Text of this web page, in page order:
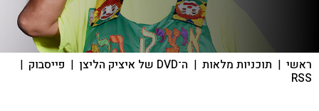
ראשי | תוכניות מלאות | ה־DVD של איציק הליצן | פייסבוק |
RSS